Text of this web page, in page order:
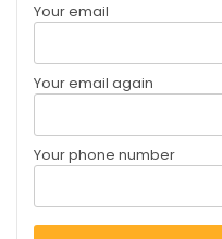
Your email
Your email again
Your phone number